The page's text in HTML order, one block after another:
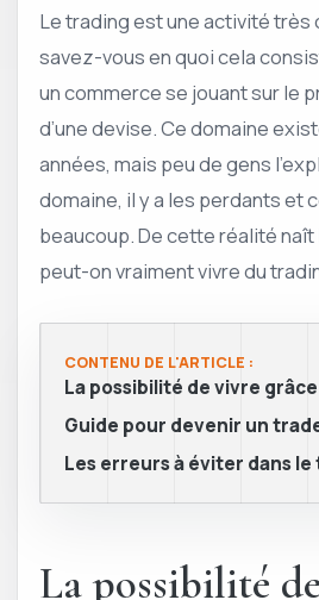
Le trading est une activité très
savez-vous en quoi cela
un commerce se jouant sur le
d’une devise. Ce domaine
années, mais peu de gens
domaine, il y a les perdants et
beaucoup. De cette réalité
peut-on vraiment vivre du
CONTENU DE L'ARTICLE :
La possibilité de vivre
Guide pour devenir un
Les erreurs à éviter dans
La possibilité